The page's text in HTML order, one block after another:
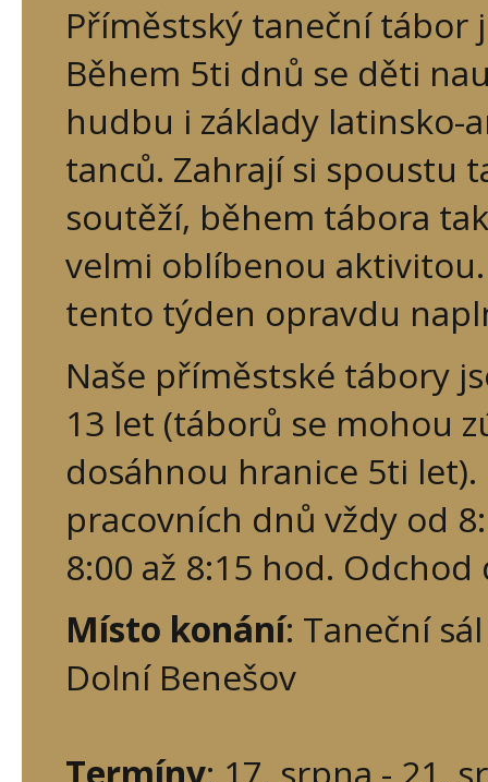
Příměstský taneční tábor
Během 5ti dnů se děti
hudbu i základy latinsko-
tanců. Zahrají si spoustu
soutěží, během tábora
velmi oblíbenou
tento týden opravdu
Naše příměstské tábory
13 let (táborů se mohou
dosáhnou hranice 5ti
pracovních dnů vždy od
8:00 až 8:15 hod.
Místo konání: Taneční
Dolní Benešov